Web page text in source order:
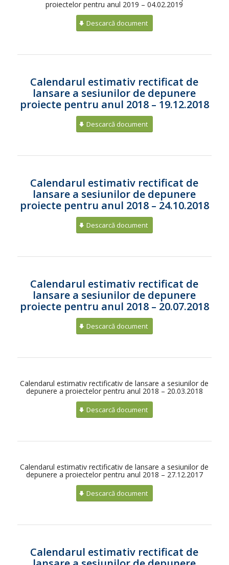
proiectelor pentru anul 2019 – 04.02.2019
Descarcă document
Calendarul estimativ rectificat de
lansare a sesiunilor de depunere
proiecte pentru anul 2018 – 19.12.2018
Descarcă document
Calendarul estimativ rectificat de
lansare a sesiunilor de depunere
proiecte pentru anul 2018 – 24.10.2018
Descarcă document
Calendarul estimativ rectificat de
lansare a sesiunilor de depunere
proiecte pentru anul 2018 – 20.07.2018
Descarcă document
Calendarul estimativ rectificativ de lansare a sesiunilor de
depunere a proiectelor pentru anul 2018 – 20.03.2018
Descarcă document
Calendarul estimativ rectificativ de lansare a sesiunilor de
depunere a proiectelor pentru anul 2018 – 27.12.2017
Descarcă document
Calendarul estimativ rectificat de